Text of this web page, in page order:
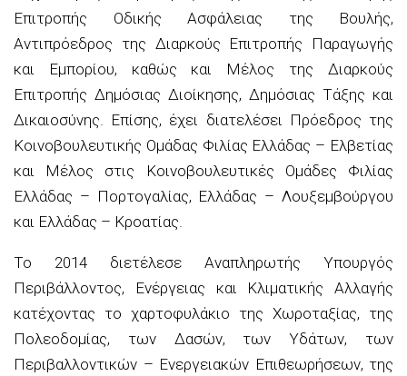
Επιτροπής Οδικής Ασφάλειας της Βουλής,
Αντιπρόεδρος της Διαρκούς Επιτροπής Παραγωγής
και Εμπορίου, καθώς και Μέλος της Διαρκούς
Επιτροπής Δημόσιας Διοίκησης, Δημόσιας Τάξης και
Δικαιοσύνης. Επίσης, έχει διατελέσει Πρόεδρος της
Κοινοβουλευτικής Ομάδας Φιλίας Ελλάδας – Ελβετίας
και Μέλος στις Κοινοβουλευτικές Ομάδες Φιλίας
Ελλάδας – Πορτογαλίας, Ελλάδας – Λουξεμβούργου
και Ελλάδας – Κροατίας.
Το 2014 διετέλεσε Αναπληρωτής Υπουργός
Περιβάλλοντος, Ενέργειας και Κλιματικής Αλλαγής
κατέχοντας το χαρτοφυλάκιο της Χωροταξίας, της
Πολεοδομίας, των Δασών, των Υδάτων, των
Περιβαλλοντικών – Ενεργειακών Επιθεωρήσεων, της